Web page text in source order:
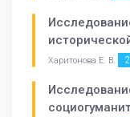
Харитонова Е. В.